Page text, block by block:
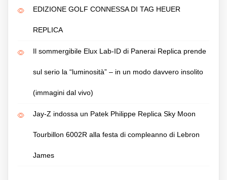
EDIZIONE GOLF CONNESSA DI TAG HEUER
REPLICA
Il sommergibile Elux Lab-ID di Panerai Replica prende
sul serio la “luminosità” – in un modo davvero insolito
(immagini dal vivo)
Jay-Z indossa un Patek Philippe Replica Sky Moon
Tourbillon 6002R alla festa di compleanno di Lebron
James